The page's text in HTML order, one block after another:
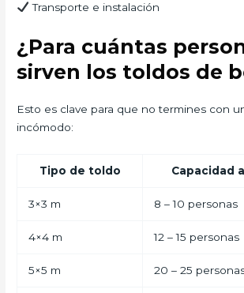
Transporte e instalación
¿Para cuántas
sirven los toldos de
Esto es clave para que no termines con
incómodo:
Tipo de toldo Capacidad
3×3 m 8 – 10 personas
4×4 m 12 – 15 personas
5×5 m 20 – 25